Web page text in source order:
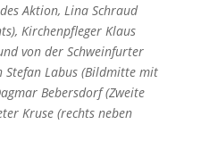
Aktion, Lina Schraud
Kirchenpfleger Klaus
von der Schweinfurter
Stefan Labus (Bildmitte mit
Bebersdorf (Zweite
Kruse (rechts neben